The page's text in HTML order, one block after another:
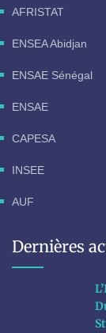
AFRISTAT
ENSEA Abidjan
ENSAE Sénégal
ENSAE
CAPESA
INSEE
AUF
Dernières